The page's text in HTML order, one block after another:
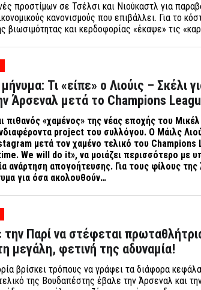
προστίμων σε Τσέλσι και Νιούκαστλ για
κανονισμούς που επιβάλλει. Για το
βιωσιμότητας και κερδοφορίας «έκαψε» τις
Τι «είπε» ο Λιούις – Σκέλι
Άρσεναλ μετά το Champions
πιθανός «χαμένος» της νέας εποχής του
project του συλλόγου. Ο Μάιλς
μετά τον χαμένο τελικό του
We will do it», να μοιάζει περισσότερο με
ανάρτηση απογοήτευσης. Για τους φίλους
για όσα ακολουθούν…
την Παρί να στέφεται
μεγάλη, φετινή της αδυναμία!
βρίσκει τρόπους να γράφει τα διάφορα
της Βουδαπέστης έβαλε την Άρσεναλ και